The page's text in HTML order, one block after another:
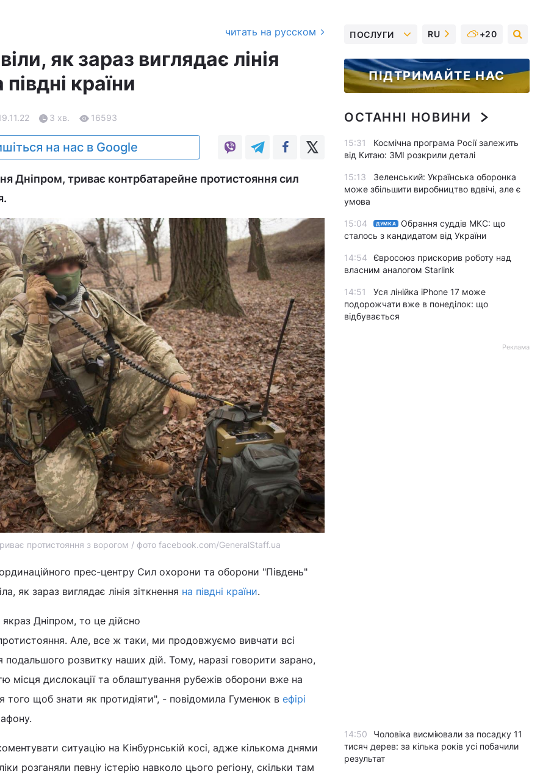
читать на русском
як зараз виглядає лінія
країни
3 хв. 16593
на нас в Google
Дніпром, триває контрбатарейне протистояння сил
триває протистояння з ворогом / фото facebook.com/GeneralStaff.ua
прес-центру Сил охорони та оборони "Південь"
як зараз виглядає лінія зіткнення на півдні країни.
Дніпром, то це дійсно
Але, все ж таки, ми продовжуємо вивчати всі
подальшого розвитку наших дій. Тому, наразі говорити зарано,
місця дислокації та облаштування рубежів оборони вже на
того щоб знати як протидіяти", - повідомила Гуменюк в ефірі
ситуацію на Кінбурнській косі, адже кількома днями
розганяли певну істерію навколо цього регіону, скільки там
ПОСЛУГИ RU +20
ПІДТРИМАЙТЕ НАС
ОСТАННІ НОВИНИ
15:31
Космічна програма Росії залежить
від Китаю: ЗМІ розкрили деталі
15:13
Зеленський: Українська оборонка
може збільшити виробництво вдвічі, але є
умова
15:04 ДУМКА
Обрання суддів МКС: що
сталось з кандидатом від України
14:54
Євросоюз прискорив роботу над
власним аналогом Starlink
14:51
Уся лінійка iPhone 17 може
подорожчати вже в понеділок: що
відбувається
Реклама
14:50
Чоловіка висміювали за посадку 11
тисяч дерев: за кілька років усі побачили
результат